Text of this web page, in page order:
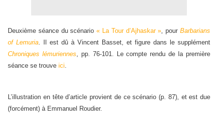
Deuxième séance du scénario« La Tour d’Ajhaskar », pourBarbarians
of Lemuria. Il est dû à Vincent Basset, et figure dans le supplément
Chroniques lémuriennes, pp. 76-101. Le compte rendu de la première
séance se trouve ici.
L’illustration en tête d’article provient de ce scénario (p. 87), et est due
(forcément) à Emmanuel Roudier.